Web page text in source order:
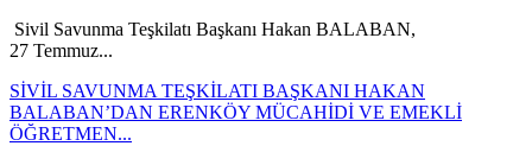
Sivil Savunma Teşkilatı Başkanı Hakan BALABAN,
27 Temmuz...
SİVİL SAVUNMA TEŞKİLATI BAŞKANI HAKAN
BALABAN’DAN ERENKÖY MÜCAHİDİ VE EMEKLİ
ÖĞRETMEN...